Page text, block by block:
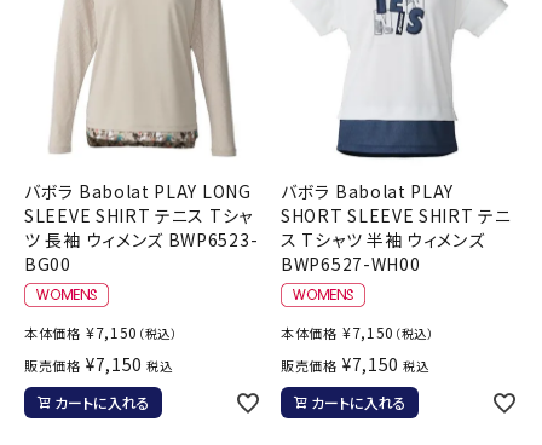
バボラ Babolat PLAY LONG
SLEEVE SHIRT テニス Tシャ
ツ 長袖 ウィメンズ BWP6523-
BG00
本体価格 ¥7,150 （税込）
販売価格 ¥7,150 税込
カートに入れる
バボラ Babolat PLAY
SHORT SLEEVE SHIRT テニ
ス Tシャツ 半袖 ウィメンズ
BWP6527-WH00
本体価格 ¥7,150 （税込）
販売価格 ¥7,150 税込
カートに入れる